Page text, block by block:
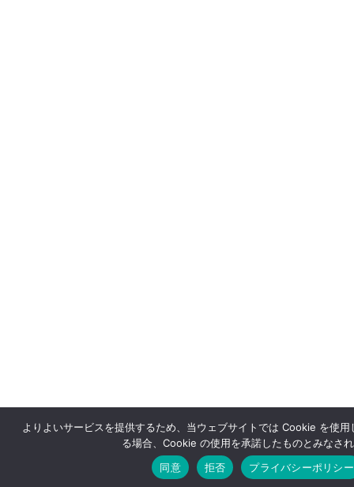
よりよいサービスを提供するため、当ウェブサイトでは Cookie を使
る場合、Cookie の使用を承諾したものとみなさ
同意
拒否 プライバシーポリシー